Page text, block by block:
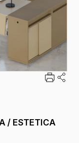
ESTETICA